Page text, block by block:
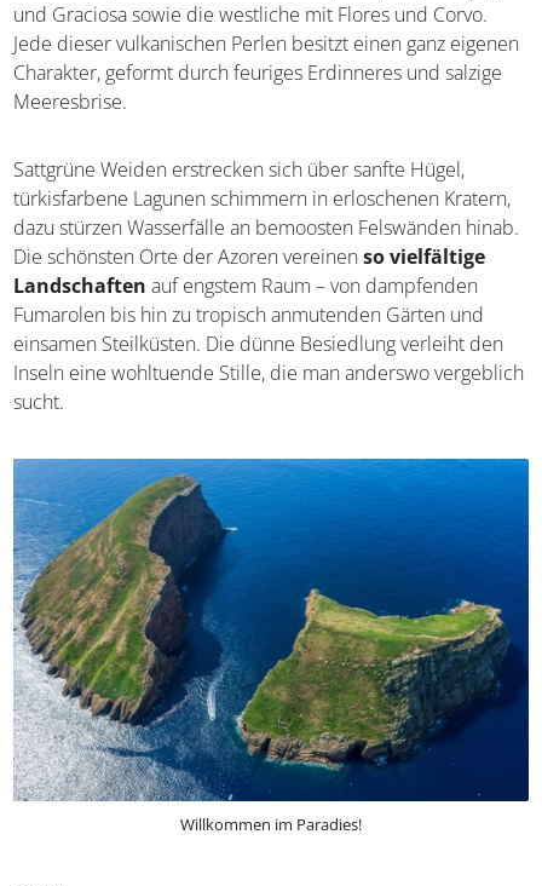
und Graciosa sowie die westliche mit Flores und Corvo.
Jede dieser vulkanischen Perlen besitzt einen ganz eigenen
Charakter, geformt durch feuriges Erdinneres und salzige
Meeresbrise.
Sattgrüne Weiden erstrecken sich über sanfte Hügel,
türkisfarbene Lagunen schimmern in erloschenen Kratern,
dazu stürzen Wasserfälle an bemoosten Felswänden hinab.
Die schönsten Orte der Azoren vereinenso vielfältige
Landschaften auf engstem Raum – von dampfenden
Fumarolen bis hin zu tropisch anmutenden Gärten und
einsamen Steilküsten. Die dünne Besiedlung verleiht den
Inseln eine wohltuende Stille, die man anderswo vergeblich
sucht.
Willkommen im Paradies!